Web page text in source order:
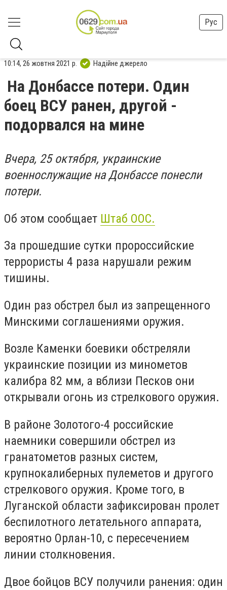
Рус
10:14, 26 жовтня 2021 р. Надійне джерело
На Донбассе потери. Один
боец ВСУ ранен, другой -
подорвался на мине
Вчера, 25 октября, украинские
военнослужащие на Донбассе понесли
потери.
Об этом сообщает Штаб ООС.
За прошедшие сутки пророссийские
террористы 4 раза нарушали режим
тишины.
Один раз обстрел был из запрещенного
Минскими соглашениями оружия.
Возле Каменки боевики обстреляли
украинские позиции из минометов
калибра 82 мм, а вблизи Песков они
открывали огонь из стрелкового оружия.
В районе Золотого-4 российские
наемники совершили обстрел из
гранатометов разных систем,
крупнокалиберных пулеметов и другого
стрелкового оружия. Кроме того, в
Луганской области зафиксирован пролет
беспилотного летательного аппарата,
вероятно Орлан-10, с пересечением
линии столкновения.
Двое бойцов ВСУ получили ранения: один